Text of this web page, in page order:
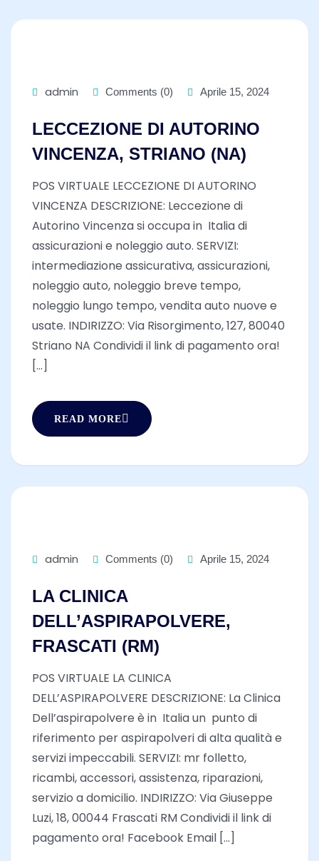
admin Comments (0) Aprile 15, 2024
LECCEZIONE DI AUTORINO
VINCENZA, STRIANO (NA)
POS VIRTUALE LECCEZIONE DI AUTORINO
VINCENZA DESCRIZIONE: Leccezione di
Autorino Vincenza si occupa in Italia di
assicurazioni e noleggio auto. SERVIZI:
intermediazione assicurativa, assicurazioni,
noleggio auto, noleggio breve tempo,
noleggio lungo tempo, vendita auto nuove e
usate. INDIRIZZO: Via Risorgimento, 127, 80040
Striano NA Condividi il link di pagamento ora!
[...]
READ MORE
admin Comments (0) Aprile 15, 2024
LA CLINICA
DELL’ASPIRAPOLVERE,
FRASCATI (RM)
POS VIRTUALE LA CLINICA
DELL’ASPIRAPOLVERE DESCRIZIONE: La Clinica
Dell’aspirapolvere è in Italia un punto di
riferimento per aspirapolveri di alta qualità e
servizi impeccabili. SERVIZI: mr folletto,
ricambi, accessori, assistenza, riparazioni,
servizio a domicilio. INDIRIZZO: Via Giuseppe
Luzi, 18, 00044 Frascati RM Condividi il link di
pagamento ora! Facebook Email [...]